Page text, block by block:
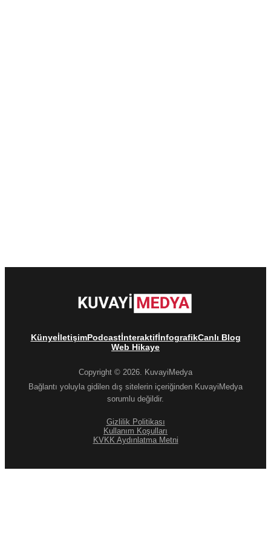
KünyeİletişimPodcastİnteraktifİnfografikCanlı Blog
Web Hikaye
Copyright © 2026. KuvayiMedya
Bağlantı yoluyla gidilen dış sitelerin içeriğinden KuvayiMedya
sorumlu değildir.
Gizlilik Politikası
Kullanım Koşulları
KVKK Aydınlatma Metni